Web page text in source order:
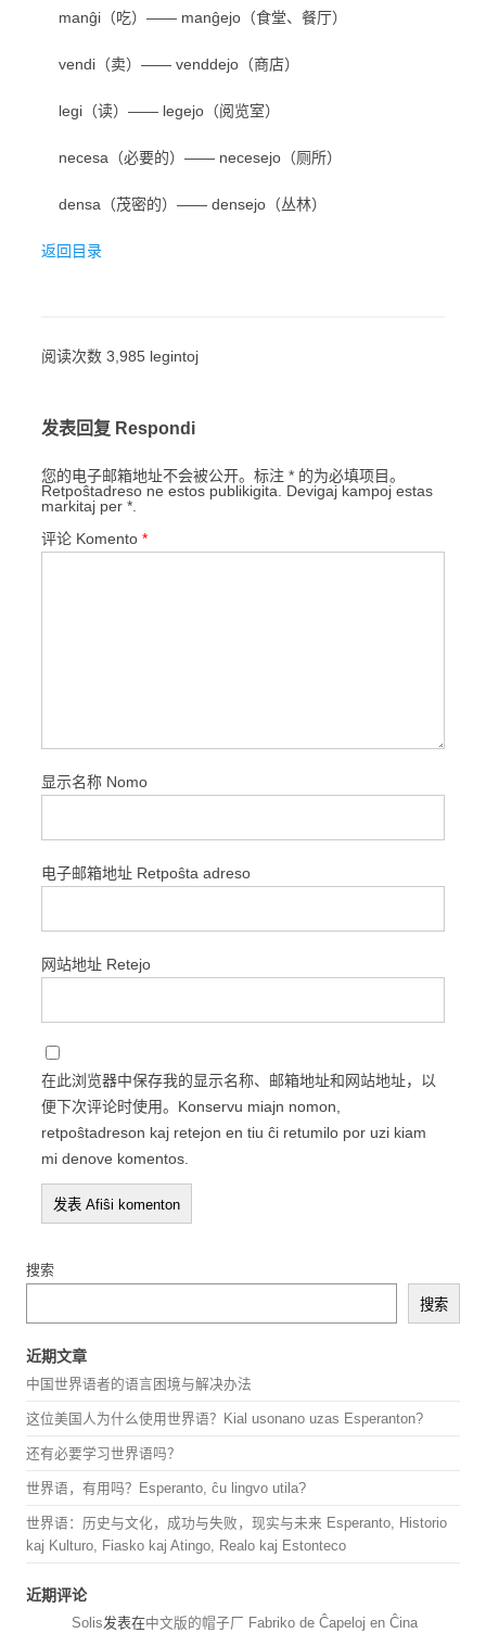
manĝi（吃）—— manĝejo（食堂、餐厅）
vendi（卖）—— venddejo（商店）
legi（读）—— legejo（阅览室）
necesa（必要的）—— necesejo（厕所）
densa（茂密的）—— densejo（丛林）
返回目录
阅读次数 3,985 legintoj
发表回复 Respondi
您的电子邮箱地址不会被公开。标注 * 的为必填项目。
Retpoŝtadreso ne estos publikigita. Devigaj kampoj estas
markitaj per *.
评论 Komento *
显示名称 Nomo
电子邮箱地址 Retpoŝta adreso
网站地址 Retejo
在此浏览器中保存我的显示名称、邮箱地址和网站地址，以
便下次评论时使用。Konservu miajn nomon,
retpoŝtadreson kaj retejon en tiu ĉi retumilo por uzi kiam
mi denove komentos.
搜索
搜索
近期文章
中国世界语者的语言困境与解决办法
这位美国人为什么使用世界语？Kial usonano uzas Esperanton?
还有必要学习世界语吗？
世界语，有用吗？Esperanto, ĉu lingvo utila?
世界语：历史与文化，成功与失败，现实与未来 Esperanto, Historio
kaj Kulturo, Fiasko kaj Atingo, Realo kaj Estonteco
近期评论
Solis发表在中文版的帽子厂 Fabriko de Ĉapeloj en Ĉina